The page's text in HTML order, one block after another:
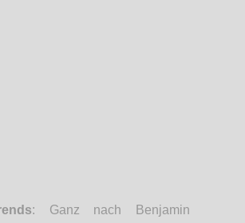
: Ganz nach Benjamin